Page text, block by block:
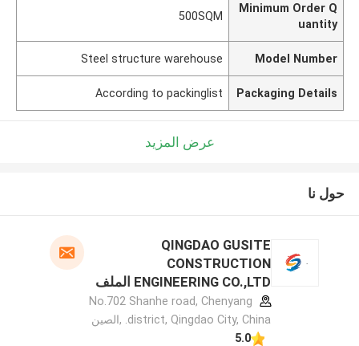
Minimum Order Q
uantity
500SQM
Model Number
Steel structure warehouse
Packaging Details
According to packinglist
عرض المزيد
حول نا
QINGDAO GUSITE
CONSTRUCTION
ENGINEERING CO.,LTD الملف
الشركة المصنعة
No.702 Shanhe road, Chenyang
district, Qingdao City, China. ,الصين
5.0